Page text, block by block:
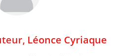
Léonce Cyriaque